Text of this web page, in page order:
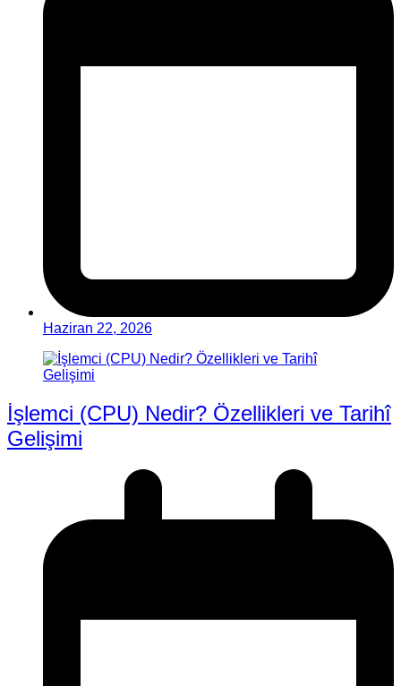
Haziran 22, 2026
İşlemci (CPU) Nedir? Özellikleri ve Tarihî
Gelişimi